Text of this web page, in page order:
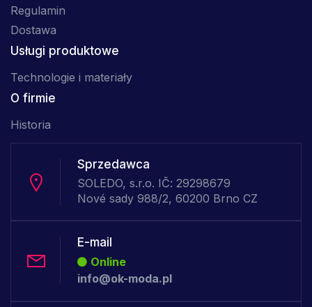
Regulamin
Dostawa
Usługi produktowe
Technologie i materiały
O firmie
Historia
Sprzedawca
SOLEDO, s.r.o. IČ: 29298679
Nové sady 988/2, 60200 Brno CZ
E-mail
Online
info@ok-moda.pl